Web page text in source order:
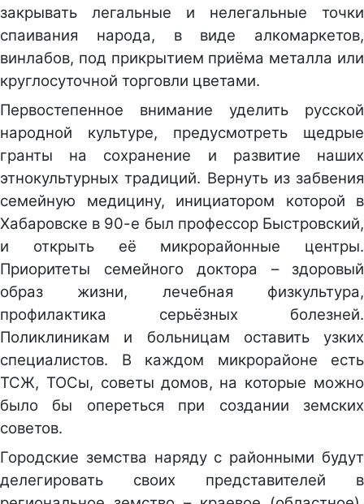
закрывать легальные и нелегальные точки
спаивания народа, в виде алкомаркетов,
винлабов, под прикрытием приёма металла или
круглосуточной торговли цветами.
Первостепенное внимание уделить русской
народной культуре, предусмотреть щедрые
гранты на сохранение и развитие наших
этнокультурных традиций. Вернуть из забвения
семейную медицину, инициатором которой в
Хабаровске в 90-е был профессор Быстровский,
и открыть её микрорайонные центры.
Приоритеты семейного доктора – здоровый
образ жизни, лечебная физкультура,
профилактика серьёзных болезней.
Поликлиникам и больницам оставить узких
специалистов. В каждом микрорайоне есть
ТСЖ, ТОСы, советы домов, на которые можно
было бы опереться при создании земских
советов.
Городские земства наряду с районными будут
делегировать своих представителей в